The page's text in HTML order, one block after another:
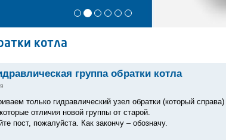
котла
группа обратки котла
только гидравлический узел обратки (который справа)
отличия новой группы от старой.
пост, пожалуйста. Как закончу – обозначу.